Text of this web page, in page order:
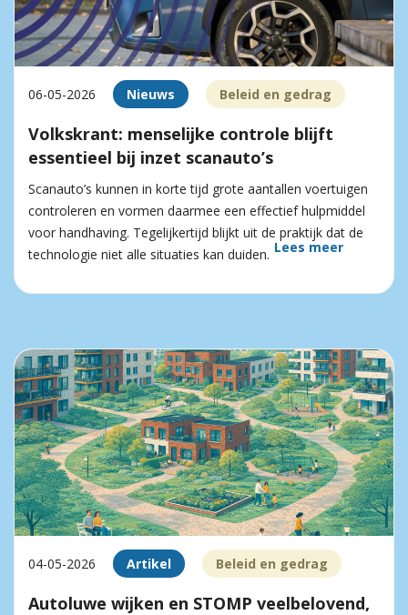
06-05-2026 Nieuws Beleid en gedrag
Volkskrant: menselijke controle blijft
essentieel bij inzet scanauto’s
Scanauto’s kunnen in korte tijd grote aantallen voertuigen
controleren en vormen daarmee een effectief hulpmiddel
voor handhaving. Tegelijkertijd blijkt uit de praktijk dat de
technologie niet alle situaties kan duiden. Lees meer
04-05-2026 Artikel Beleid en gedrag
Autoluwe wijken en STOMP veelbelovend,